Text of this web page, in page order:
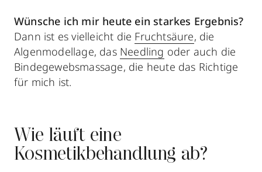
Wünsche ich mir heute ein starkes Ergebnis?
Dann ist es vielleicht die Fruchtsäure, die
Algenmodellage, das Needling oder auch die
Bindegewebsmassage, die heute das Richtige
für mich ist.
Wie läuft eine
Kosmetikbehandlung ab?